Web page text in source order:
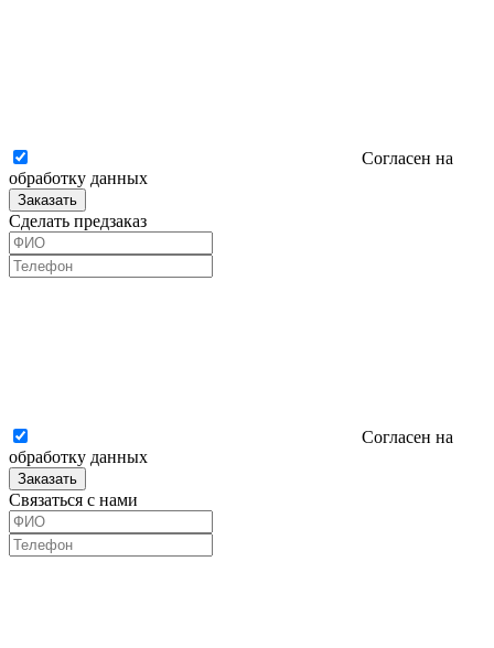
Согласен на
обработку данных
Заказать
Сделать предзаказ
Согласен на
обработку данных
Заказать
Связаться с нами